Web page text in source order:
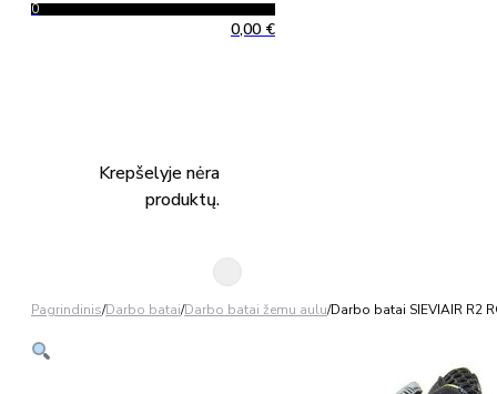
0
0,00 €
Krepšelyje nėra
produktų.
Pagrindinis/Darbo batai/Darbo batai žemu aulu/Darbo batai SIEVIAIR R2